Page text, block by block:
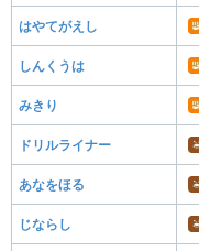
はやてがえし
しんくうは
みきり
ドリルライナー
あなをほる
じならし